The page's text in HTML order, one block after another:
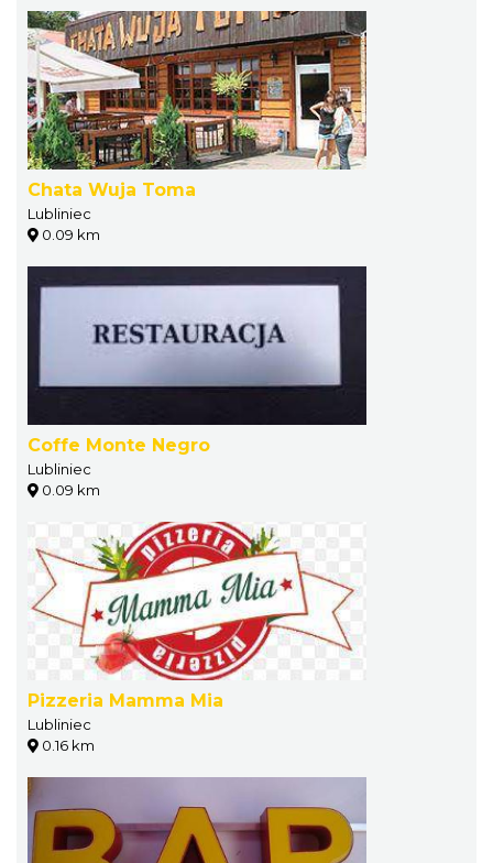
Chata Wuja Toma
Lubliniec
0.09 km
Coffe Monte Negro
Lubliniec
0.09 km
Pizzeria Mamma Mia
Lubliniec
0.16 km